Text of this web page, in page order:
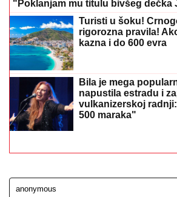
"IMAM NAJLEPŠU I NAJBOLJU
Sinanović danas slavi rođendan,
napunila ovoliko godina, ćerka joj
emotivnim rečima